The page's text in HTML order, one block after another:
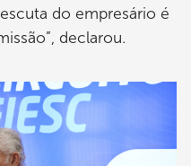
do empresário é
declarou.